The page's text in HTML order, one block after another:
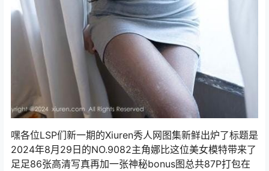
嘿各位LSP们新一期的Xiuren秀人网图集新鲜出炉了标题是
2024年8月29日的NO.9082主角娜比这位美女模特带来了
足足86张高清写真再加一张神秘bonus图总共87P打包在